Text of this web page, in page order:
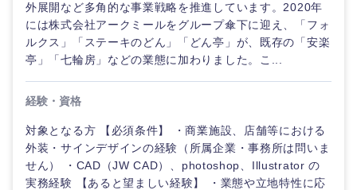
外展開など多角的な事業戦略を推進しています。2020年
には株式会社アークミールをグループ傘下に迎え、「フォ
ルクス」「ステーキのどん」「どん亭」が、既存の「安楽
亭」「七輪房」などの業態に加わりました。こ...
経験・資格
対象となる方 【必須条件】 ・商業施設、店舗等における
外装・サインデザインの経験（所属企業・事務所は問いま
せん） ・CAD（JW CAD）、photoshop、Illustrator の
実務経験 【あると望ましい経験】 ・業態や立地特性に応